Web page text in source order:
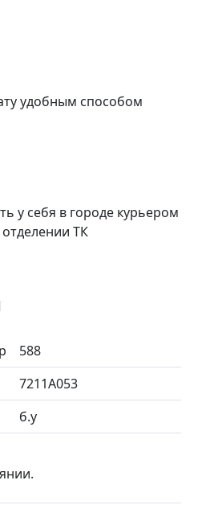
удобным способом
у себя в городе курьером
ТК
588
7211A053
б.у